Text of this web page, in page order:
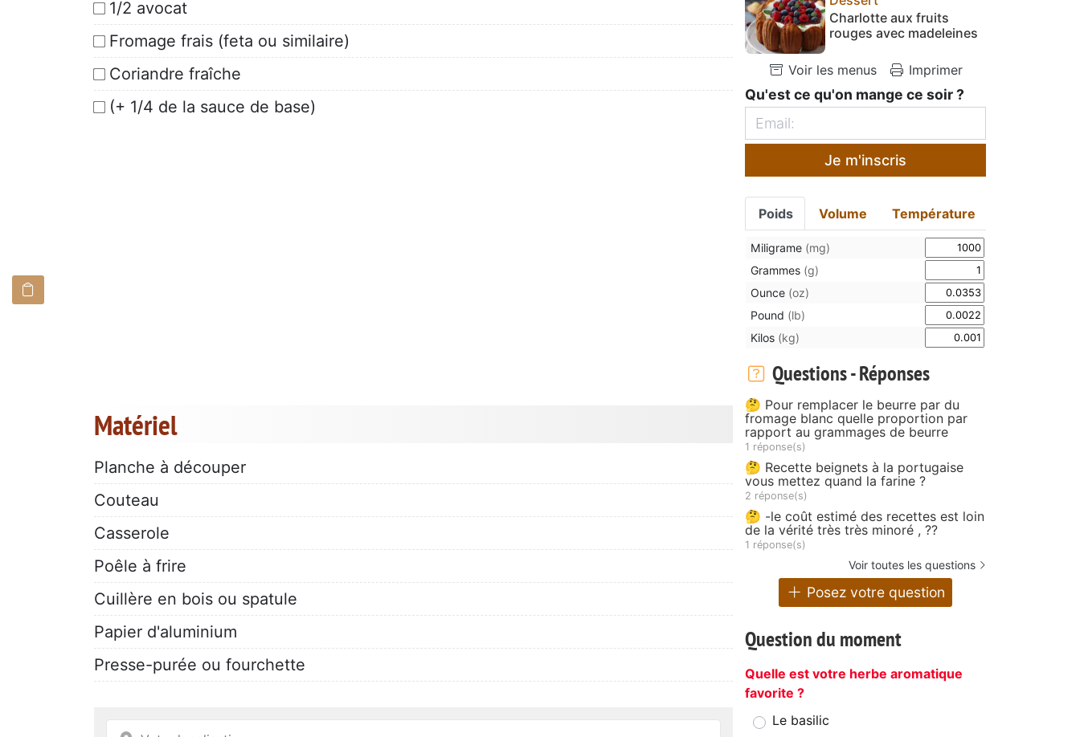
1/2 avocat
Fromage frais (feta ou similaire)
Coriandre fraîche
(+ 1/4 de la sauce de base)
Matériel
Planche à découper
Couteau
Casserole
Poêle à frire
Cuillère en bois ou spatule
Papier d'aluminium
Presse-purée ou fourchette
Charlotte aux fruits
rouges avec madeleines
Voir les menus Imprimer
Qu'est ce qu'on mange ce soir ?
Je m'inscris
Poids Volume Température
Miligrame (mg)
Grammes (g)
Ounce (oz)
Pound (lb)
Kilos (kg)
Questions - Réponses
🤔 Pour remplacer le beurre par du
fromage blanc quelle proportion par
rapport au grammages de beurre
1 réponse(s)
🤔 Recette beignets à la portugaise
vous mettez quand la farine ?
2 réponse(s)
🤔 -le coût estimé des recettes est loin
de la vérité très très minoré , ??
1 réponse(s)
Voir toutes les questions
Posez votre question
Question du moment
Quelle est votre herbe aromatique
favorite ?
Le basilic